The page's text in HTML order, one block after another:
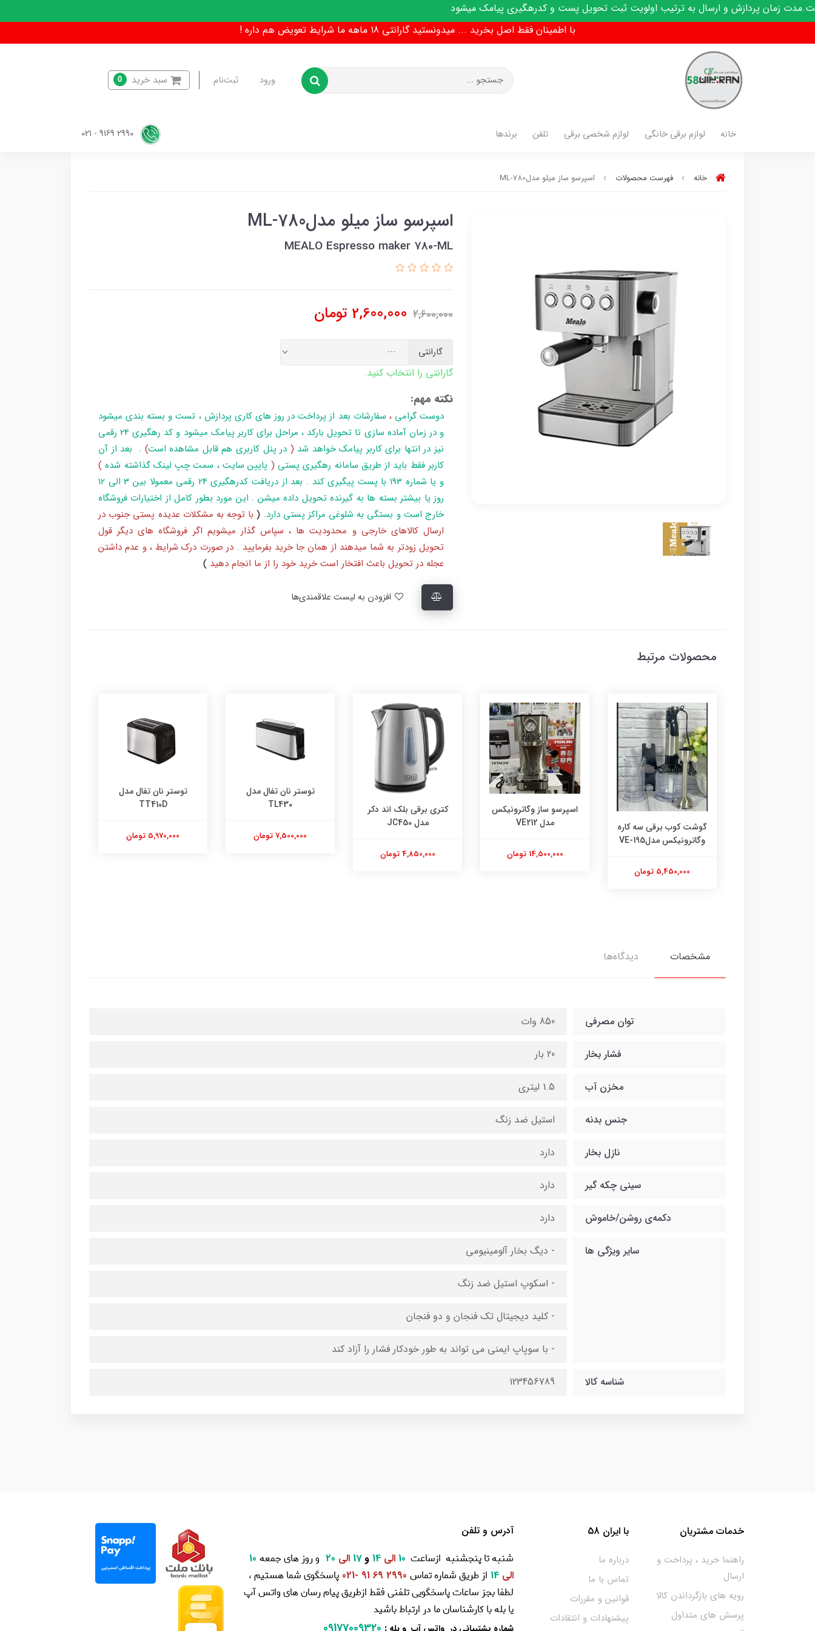
پردازش و ارسال به ترتیب اولویت ثبت تحویل پست و کدرهگیری پیامک میشود
با اطمینان فقط اصل بخرید ... میدونستید گارانتی 18 ماهه ما شرایط تعویض هم داره !
ورود ثبت‌نام سبد خرید 0
خانه لوازم برقی خانگی لوازم شخصی برقی تلفن برندها
خانه فهرست محصولات اسپرسو ساز میلو مدل780-ML
اسپرسو ساز میلو مدل780-ML
MEALO Espresso maker 780-ML
2,600,000
2,600,000 تومان
گارانتی
گارانتی را انتخاب کنید.
نکته مهم:
دوست گرامی، سفارشات بعد از پرداخت در روز های کاری پردازش ، تست و بسته بندی میشود
و در زمان آماده سازی تا تحویل بارکد ، مراحل برای کاربر پیامک میشود و کد رهگیری 24 رقمی
نیز در انتها برای کاربر پیامک خواهد شد ( در پنل کاربری هم قابل مشاهده است) . بعد از آن
کاربر فقط باید از طریق سامانه رهگیری پستی ( پایین سایت ، سمت چپ لینک گذاشته شده )
و یا شماره 193 با پست پیگیری کند . بعد از دریافت کدرهگیری 24 رقمی معمولا بین 3 الی 12
روز یا بیشتر بسته ها به گیرنده تحویل داده میشن . این مورد بطور کامل از اختیارات فروشگاه
خارج است و بستگی به شلوغی مراکز پستی دارد.
(با توجه به مشکلات عدیده پستی جنوب در
ارسال کالاهای خارجی و محدودیت ها ، سپاس گذار میشویم اگر فروشگاه های دیگر قول
تحویل زودتر به شما میدهند از همان جا خرید بفرمایید . در صورت درک شرایط ، و عدم داشتن
عجله در تحویل باعث افتخار است خرید خود را از ما انجام دهید )
محصولات مرتبط
گوشت کوب برقی سه کاره
وگاترونیکس مدلVE-195
5,450,000 تومان
اسپرسو ساز وگاترونیکس
مدل VE212
14,500,000 تومان
کتری برقی بلک اند دکر
مدل JC450
4,850,000 تومان
توستر نان تفال مدل
TL430
7,500,000 تومان
توستر نان تفال مدل
TT410D
5,970,000 تومان
مشخصات دیدگاه‌ها
توان مصرفی 850 وات
فشار بخار 20 بار
مخزن آب 1.5 لیتری
جنس بدنه استیل ضد زنگ
نازل بخار دارد
سینی چکه گیر دارد
دکمه‌ی روشن/خاموش دارد
سایر ویژگی ها - دیگ بخار آلومینیومی
- اسکوپ استیل ضد زنگ
- کلید دیجیتال تک فنجان و دو فنجان
- با سوپاپ ایمنی می تواند به طور خودکار فشار را آزاد کند
شناسه کالا 123456789
خدمات مشتریان
راهنما خرید ، پرداخت و
ارسال
رویه های بازگرداندن کالا
پرسش های متداول
با ایران 58
درباره ما
تماس با ما
قوانین و مقررات
پیشنهادات و انتقادات
آدرس و تلفن
شنبه تا پنجشنبه ازساعت 10 الی و17 الی و روز های جمعه
الی
از طریق شماره تماس 2990 69 91 -021
پاسخگوی شما هستیم ،
لطفا بجز ساعات پاسخگویی تلفنی فقط ازطریق پیام رسان های واتس آپ
یا بله با کارشناسان ما در ارتباط باشید